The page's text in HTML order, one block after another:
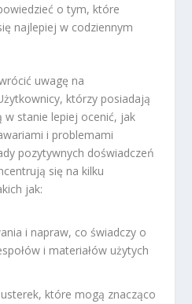
o tym, które
najlepiej w codziennym
uwagę na
którzy posiadają
w stanie lepiej ocenić, jak
i problemami
pozytywnych doświadczeń
się na kilku
jak:
i napraw, co świadczy o
i materiałów użytych
które mogą znacząco